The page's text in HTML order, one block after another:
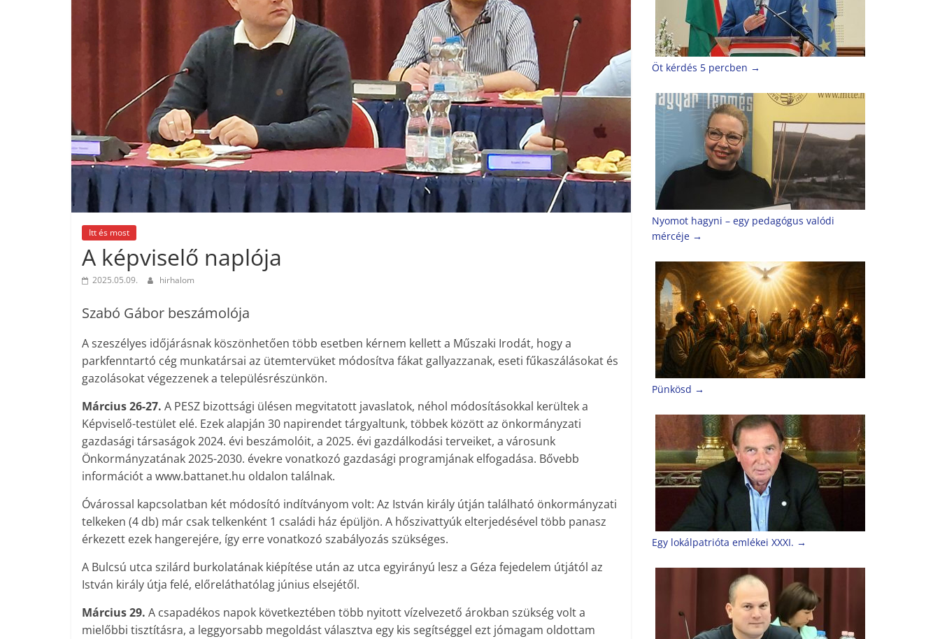
Itt és most
A képviselő naplója
2025.05.09. hirhalom
Szabó Gábor beszámolója
A szeszélyes időjárásnak köszönhetően több esetben kérnem kellett a Műszaki Irodát, hogy a
parkfenntartó cég munkatársai az ütemtervüket módosítva fákat gallyazzanak, eseti fűkaszálásokat és
gazolásokat végezzenek a településrészünkön.
Március 26-27. A PESZ bizottsági ülésen megvitatott javaslatok, néhol módosításokkal kerültek a
Képviselő-testület elé. Ezek alapján 30 napirendet tárgyaltunk, többek között az önkormányzati
gazdasági társaságok 2024. évi beszámolóit, a 2025. évi gazdálkodási terveiket, a városunk
Önkormányzatának 2025-2030. évekre vonatkozó gazdasági programjának elfogadása. Bővebb
információt a www.battanet.hu oldalon találnak.
Óvárossal kapcsolatban két módosító indítványom volt: Az István király útján található önkormányzati
telkeken (4 db) már csak telkenként 1 családi ház épüljön. A hőszivattyúk elterjedésével több panasz
érkezett ezek hangerejére, így erre vonatkozó szabályozás szükséges.
A Bulcsú utca szilárd burkolatának kiépítése után az utca egyirányú lesz a Géza fejedelem útjától az
István király útja felé, előreláthatólag június elsejétől.
Március 29. A csapadékos napok következtében több nyitott vízelvezető árokban szükség volt a
mielőbbi tisztításra, a leggyorsabb megoldást választva egy kis segítséggel ezt jómagam oldottam
Öt kérdés 5 percben →
Nyomot hagyni – egy pedagógus valódi
mércéje →
Pünkösd →
Egy lokálpatrióta emlékei XXXI. →